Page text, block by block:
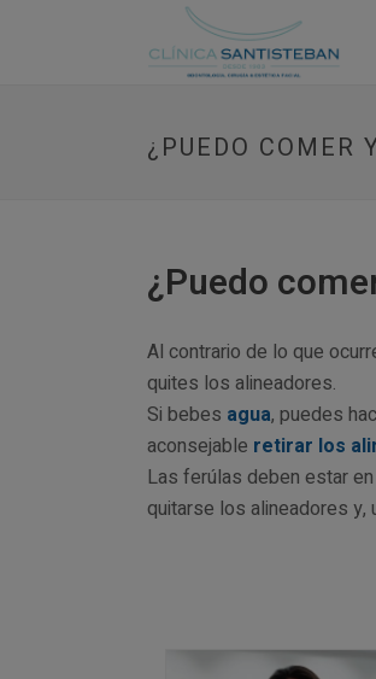
¿PUEDO COMER
¿Puedo
Al contrario de lo que
quites los alineadores.
Si bebes agua, puedes
aconsejable retirar los
Las ferúlas deben estar
quitarse los alineadores y,